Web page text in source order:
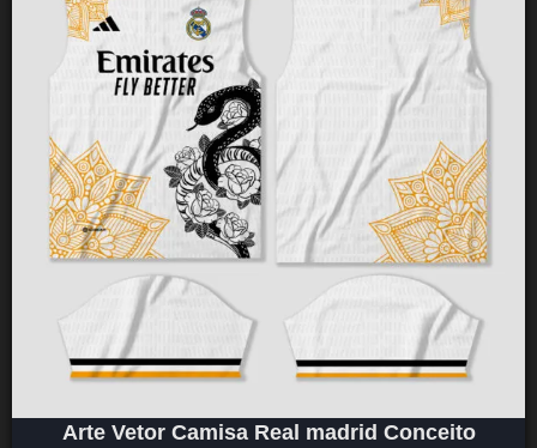
Arte Vetor Camisa Real madrid Conceito